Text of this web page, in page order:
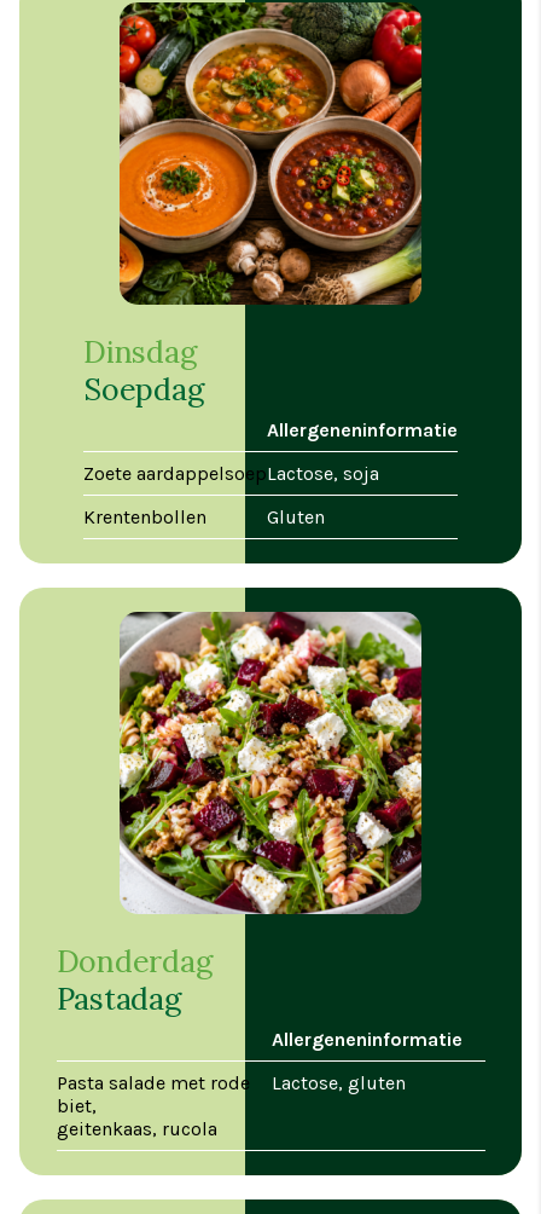
Dinsdag
Soepdag
Allergeneninformatie
Zoete aardappelsoepLactose, soja
Krentenbollen
Gluten
Donderdag
Pastadag
Allergeneninformatie
Pasta salade met rode
biet,
geitenkaas, rucola
Lactose, gluten